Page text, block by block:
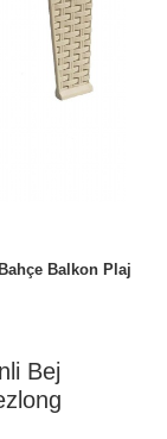
Balkon Plaj
Bej